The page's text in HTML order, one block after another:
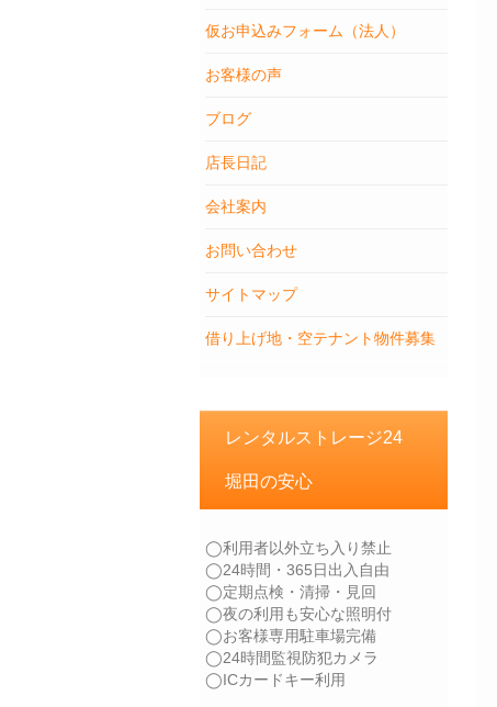
仮お申込みフォーム（法人）
お客様の声
ブログ
店長日記
会社案内
お問い合わせ
サイトマップ
借り上げ地・空テナント物件募集
レンタルストレージ24
堀田の安心
◯利用者以外立ち入り禁止
◯24時間・365日出入自由
◯定期点検・清掃・見回
◯夜の利用も安心な照明付
◯お客様専用駐車場完備
◯24時間監視防犯カメラ
◯ICカードキー利用